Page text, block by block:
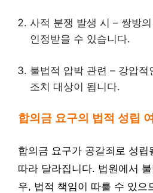
사적 분쟁 발생 시 – 쌍방
인정받을 수 있습니다.
불법적 압박 관련 – 강압적
조치 대상이 됩니다.
합의금 요구의 법적 성립
합의금 요구가 공갈죄로 성립
따라 달라집니다. 법원에서
우, 법적 책임이 따를 수 있으